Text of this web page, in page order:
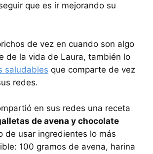
que es ir mejorando su
de vez en cuando son algo
de la vida de Laura, también lo
saludables que comparte de vez
redes.
en sus redes una receta
de avena y chocolate
de usar ingredientes lo más
100 gramos de avena, harina